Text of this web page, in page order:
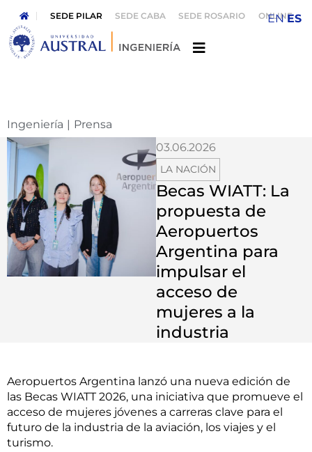
SEDE PILAR SEDE CABA SEDE ROSARIO ONLINE
Ingeniería | Prensa
03.06.2026
LA NACIÓN
Becas WIATT: La
propuesta de
Aeropuertos
Argentina para
impulsar el
acceso de
mujeres a la
industria
Aeropuertos Argentina lanzó una nueva edición de
las Becas WIATT 2026, una iniciativa que promueve el
acceso de mujeres jóvenes a carreras clave para el
futuro de la industria de la aviación, los viajes y el
turismo.
EN ES